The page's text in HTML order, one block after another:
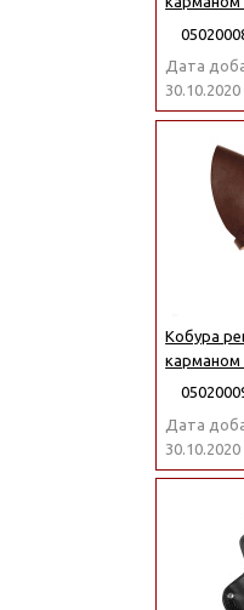
Дата
30.10.2020
Кобура
карманом
Дата
30.10.2020